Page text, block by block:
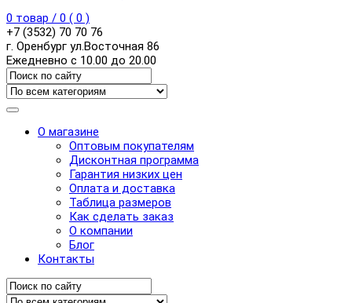
0 товар / 0 ( 0 )
+7 (3532) 70 70 76
г. Оренбург ул.Восточная 86
Ежедневно с 10.00 до 20.00
О магазине
Оптовым покупателям
Дисконтная программа
Гарантия низких цен
Оплата и доставка
Таблица размеров
Как сделать заказ
О компании
Блог
Контакты